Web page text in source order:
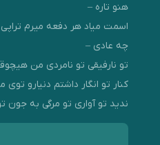
هنو تاره –
اسمت میاد هر دفعه میرم
چه عادی –
تو نارفیقی تو نامردی من
کنار تو انگار داشتم دنیارو
ندید تو آواری تو مرگی به جون